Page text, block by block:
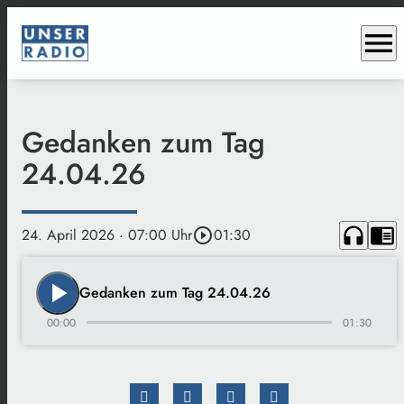
menu
Gedanken zum Tag
24.04.26
24. April 2026 · 07:00 Uhrplay_circle_outline01:30 headphones chrome_reader_mode
play_arrow Gedanken zum Tag 24.04.26
00:00 01:30